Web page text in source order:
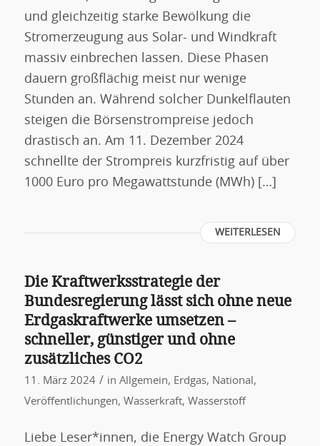
und gleichzeitig starke Bewölkung die
Stromerzeugung aus Solar- und Windkraft
massiv einbrechen lassen. Diese Phasen
dauern großflächig meist nur wenige
Stunden an. Während solcher Dunkelflauten
steigen die Börsenstrompreise jedoch
drastisch an. Am 11. Dezember 2024
schnellte der Strompreis kurzfristig auf über
1000 Euro pro Megawattstunde (MWh) […]
WEITERLESEN
Die Kraftwerksstrategie der
Bundesregierung lässt sich ohne neue
Erd­gas­kraftwerke umsetzen –
schneller, günstiger und ohne
zusätzliches CO2
11. März 2024 / in Allgemein, Erdgas, National ,
Veröffentlichungen, Wasserkraft, Wasserstoff
Liebe Leser*innen, die Energy Watch Group